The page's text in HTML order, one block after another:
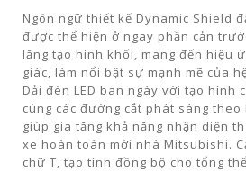
Ngôn ngữ thiết kế Dynamic Shield
được thể hiện ở ngay phần cản
lăng tạo hình khối, mang đến hiệu
giác, làm nổi bật sự mạnh mẽ của
Dải đèn LED ban ngày với tạo hình
cùng các đường cắt phát sáng
giúp gia tăng khả năng nhận diện
xe hoàn toàn mới nhà Mitsubishi.
chữ T, tạo tính đồng bộ cho tổng